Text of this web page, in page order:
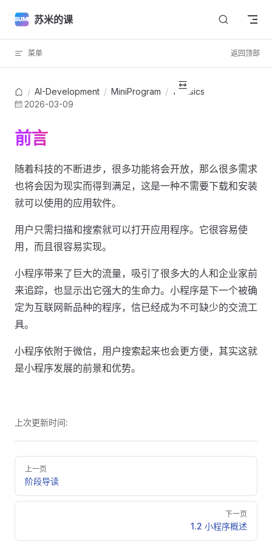
Skip to content
苏米的课
菜单 返回顶部
/ AI-Development / MiniProgram / 1-basics
2026-03-09
前言
随着科技的不断进步，很多功能将会开放，那么很多需求
也将会因为现实而得到满足，这是一种不需要下载和安装
就可以使用的应用软件。
用户只需扫描和搜索就可以打开应用程序。它很容易使
用，而且很容易实现。
小程序带来了巨大的流量，吸引了很多大的人和企业家前
来追踪，也显示出它强大的生命力。小程序是下一个被确
定为互联网新品种的程序，信已经成为不可缺少的交流工
具。
小程序依附于微信，用户搜索起来也会更方便，其实这就
是小程序发展的前景和优势。
上次更新时间:
Pager
上一页
阶段导读
下一页
1.2 小程序概述